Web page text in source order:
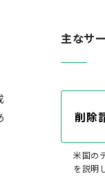
主なサ
削除
米国の
を説明